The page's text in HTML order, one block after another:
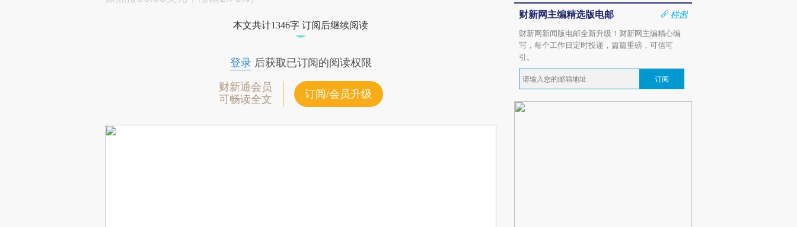
本文共计1346字 订阅后继续阅读
登录后获取已订阅的阅读权限
财新通会员
可畅读全文
订阅/会员升级
财新网主编精选版电邮
样例
财新网新闻版电邮全新升级！财新网主编精心编
写，每个工作日定时投递，篇篇重磅，可信可
引。
订阅